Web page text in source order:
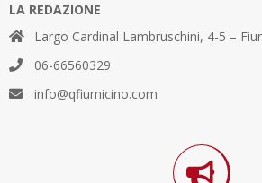
LA REDAZIONE
Largo Cardinal Lambruschini, 4-5 –
06-66560329
info@qfiumicino.com